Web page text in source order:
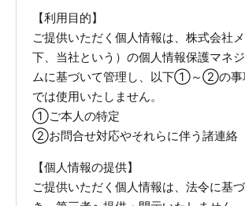
【利用目的】
ご提供いただく個人情報は、株式会社
下、当社という）の個人情報保護マネ
ムに基づいて管理し、以下①～②の事
では使用いたしません。
①ご本人の特定
②お問合せ対応やそれらに伴う諸連絡
【個人情報の提供】
ご提供いただく個人情報は、法令に基